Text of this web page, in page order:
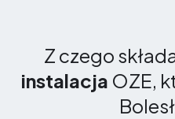
Z czego
instalacja OZE,